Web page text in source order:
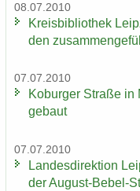
08.07.2010
Kreis­bi­blio­thek
den
07.07.2010
Ko­bur­ger Stra­ße
ge­baut
07.07.2010
Lan­des­di­rek­ti­on
der August-​Bebel-